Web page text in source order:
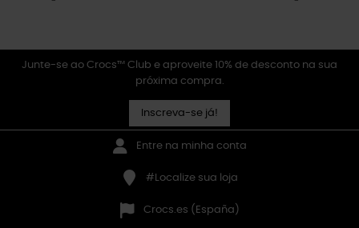
Junte-se ao Crocs™ Club e aproveite 10% de desconto na sua
próxima compra.
Inscreva-se já!
Entre na minha conta
#Localize sua loja
Crocs.es (España)